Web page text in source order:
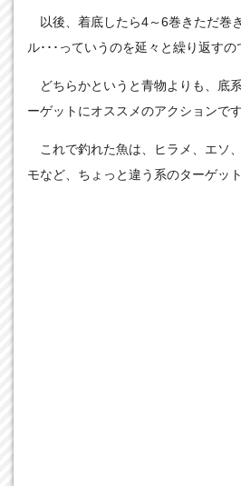
以後、着底したら4～6巻きただ巻
ル･･･っていうのを延々と繰り返すの
どちらかというと青物よりも、底
ーゲットにオススメのアクションです
これで釣れた魚は、ヒラメ、エソ
モなど、ちょっと違う系のターゲット